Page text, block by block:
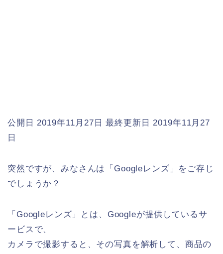
公開日 2019年11月27日最終更新日 2019年11月27
日
突然ですが、みなさんは「Googleレンズ」をご存じ
でしょうか？
「Googleレンズ」とは、Googleが提供しているサ
ービスで、
カメラで撮影すると、その写真を解析して、商品の